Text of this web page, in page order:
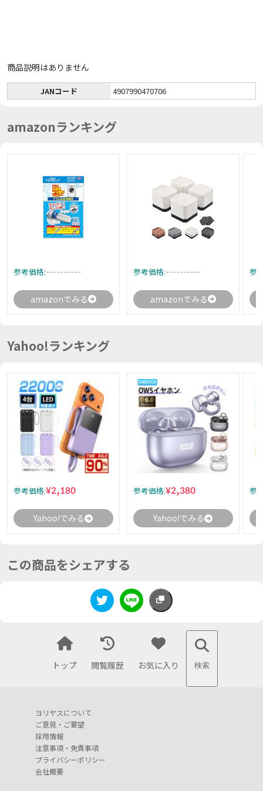
商品説明はありません
JANコード 4907990470706
amazonランキング
参考価格:----------
amazonでみる
参考価格:----------
amazonでみる
参
Yahoo!ランキング
参考価格:¥2,180
Yahoo!でみる
参考価格:¥2,380
Yahoo!でみる
参
この商品をシェアする
トップ 閲覧履歴 お気に入り 検索
ヨリヤスについて
ご意見・ご要望
採用情報
注意事項・免責事項
プライバシーポリシー
会社概要